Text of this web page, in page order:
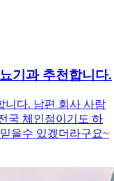
기과 추천합니다.
니다. 남편 회사 사람
국 체인점이기도 하
을수 있겠더라구요~